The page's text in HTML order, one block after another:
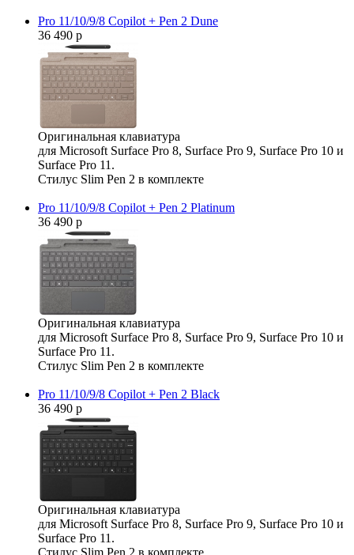
Pro 11/10/9/8 Copilot + Pen 2 Dune
36 490 р
Оригинальная клавиатура
для Microsoft Surface Pro 8, Surface Pro 9, Surface Pro 10 и
Surface Pro 11.
Стилус Slim Pen 2 в комплекте
Pro 11/10/9/8 Copilot + Pen 2 Platinum
36 490 р
Оригинальная клавиатура
для Microsoft Surface Pro 8, Surface Pro 9, Surface Pro 10 и
Surface Pro 11.
Стилус Slim Pen 2 в комплекте
Pro 11/10/9/8 Copilot + Pen 2 Black
36 490 р
Оригинальная клавиатура
для Microsoft Surface Pro 8, Surface Pro 9, Surface Pro 10 и
Surface Pro 11.
Стилус Slim Pen 2 в комплекте